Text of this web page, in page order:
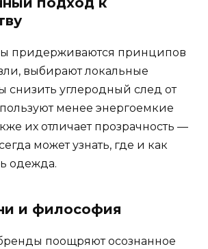
придерживаются принципов
выбирают локальные
снизить углеродный след от
менее энергоемкие
их отличает прозрачность —
может узнать, где и как
одежда.
и философия
поощряют осознанное